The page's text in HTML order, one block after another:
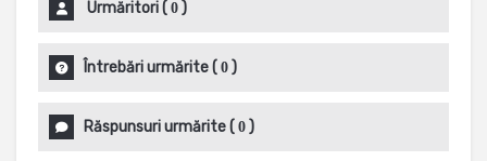
Urmăritori( 0 )
Întrebări urmărite( 0 )
Răspunsuri urmărite( 0 )